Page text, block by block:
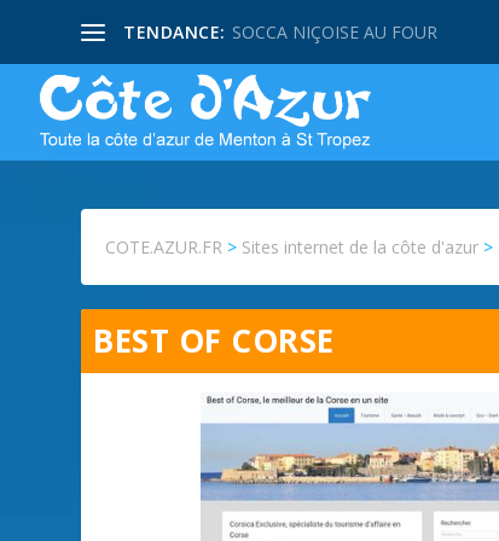
TENDANCE: SOCCA NIÇOISE AU FOUR
COTE.AZUR.FR > Sites internet de la côte d'azur >
BEST OF CORSE